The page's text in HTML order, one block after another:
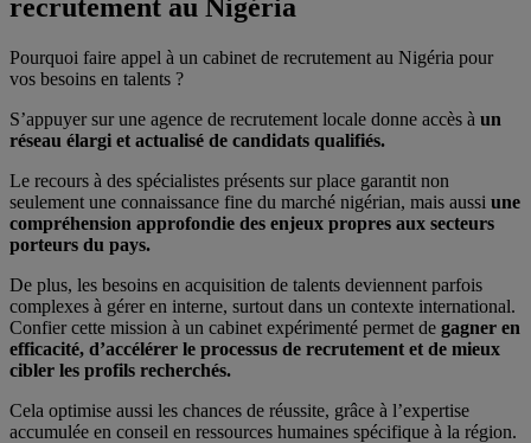
recrutement au Nigéria
Pourquoi faire appel à un cabinet de recrutement au Nigéria pour
vos besoins en talents ?
S’appuyer sur une agence de recrutement locale donne accès à un
réseau élargi et actualisé de candidats qualifiés.
Le recours à des spécialistes présents sur place garantit non
seulement une connaissance fine du marché nigérian, mais aussi une
compréhension approfondie des enjeux propres aux secteurs
porteurs du pays.
De plus, les besoins en acquisition de talents deviennent parfois
complexes à gérer en interne, surtout dans un contexte international.
Confier cette mission à un cabinet expérimenté permet de gagner en
efficacité, d’accélérer le processus de recrutement et de mieux
cibler les profils recherchés.
Cela optimise aussi les chances de réussite, grâce à l’expertise
accumulée en conseil en ressources humaines spécifique à la région.